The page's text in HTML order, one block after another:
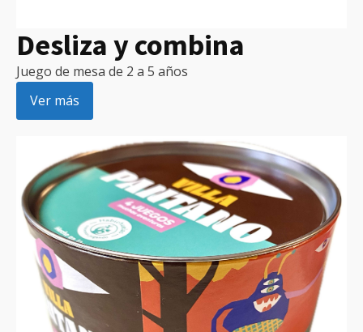
Desliza y combina
Juego de mesa de 2 a 5 años
Ver más